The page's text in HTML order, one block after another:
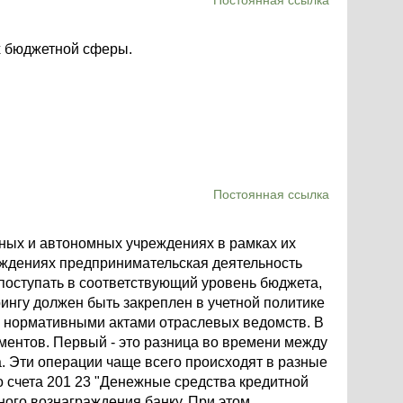
бюджетной сферы.
Постоянная ссылка
и автономных учреждениях в рамках их
предпринимательская деятельность
в соответствующий уровень бюджета,
должен быть закреплен в учетной политике
актами отраслевых ведомств. В
Первый - это разница во времени между
Эти операции чаще всего происходят в разные
201 23 "Денежные средства кредитной